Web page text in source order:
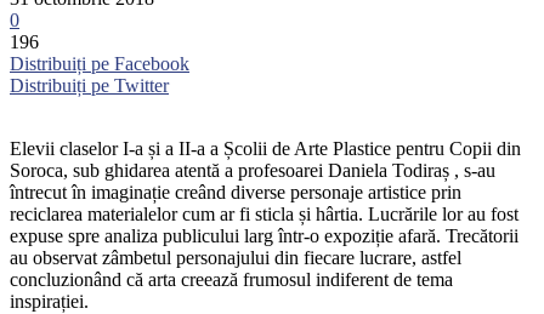
0
196
Distribuiți pe Facebook
Distribuiți pe Twitter
Elevii claselor I-a și a II-a a Școlii de Arte Plastice pentru Copii din
Soroca, sub ghidarea atentă a profesoarei Daniela Todiraș , s-au
întrecut în imaginație creând diverse personaje artistice prin
reciclarea materialelor cum ar fi sticla și hârtia. Lucrările lor au fost
expuse spre analiza publicului larg într-o expoziție afară. Trecătorii
au observat zâmbetul personajului din fiecare lucrare, astfel
concluzionând că arta creează frumosul indiferent de tema
inspirației.